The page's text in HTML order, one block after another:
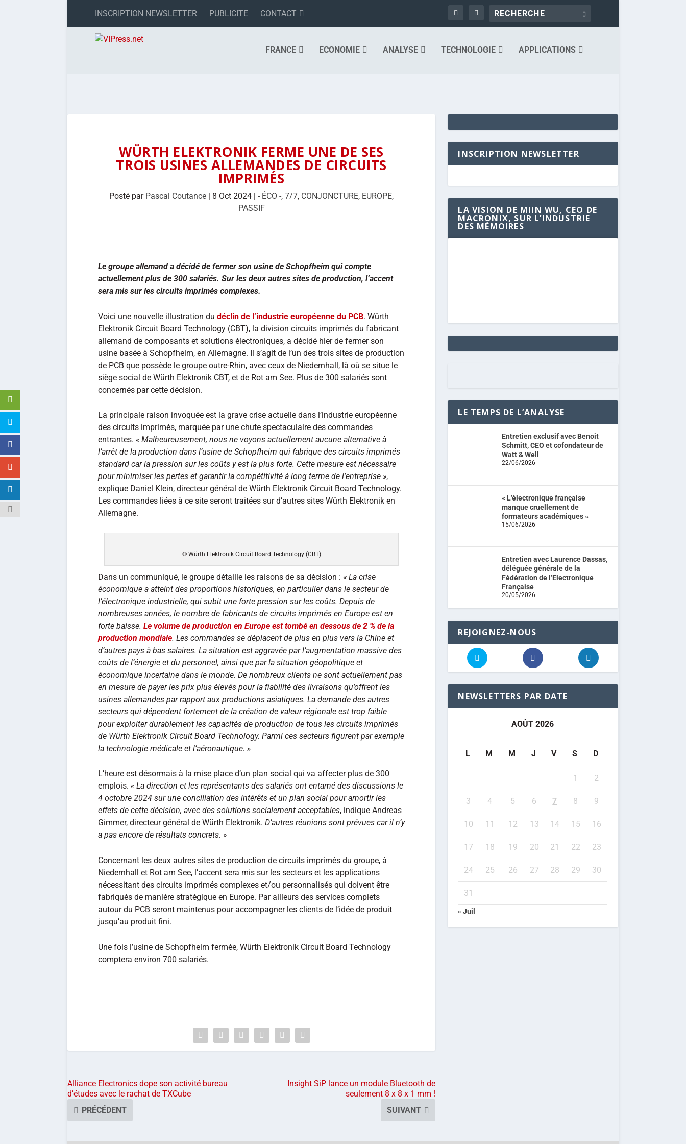
INSCRIPTION NEWSLETTER PUBLICITE CONTACT
FRANCE ECONOMIE ANALYSE TECHNOLOGIE APPLICATIONS
WÜRTH ELEKTRONIK FERME UNE DE SES
TROIS USINES ALLEMANDES DE CIRCUITS
IMPRIMÉS
Posté par Pascal Coutance | 8 Oct 2024 |- ÉCO -,7/7, CONJONCTURE, EUROPE,
PASSIF
Le groupe allemand a décidé de fermer son usine de Schopfheim qui compte
actuellement plus de 300 salariés. Sur les deux autres sites de production, l’accent
sera mis sur les circuits imprimés complexes.
Voici une nouvelle illustration du déclin de l’industrie européenne du PCB. Würth
Elektronik Circuit Board Technology (CBT), la division circuits imprimés du fabricant
allemand de composants et solutions électroniques, a décidé hier de fermer son
usine basée à Schopfheim, en Allemagne. Il s’agit de l’un des trois sites de production
de PCB que possède le groupe outre-Rhin, avec ceux de Niedernhall, là où se situe le
siège social de Würth Elektronik CBT, et de Rot am See. Plus de 300 salariés sont
concernés par cette décision.
La principale raison invoquée est la grave crise actuelle dans l’industrie européenne
des circuits imprimés, marquée par une chute spectaculaire des commandes
entrantes. « Malheureusement, nous ne voyons actuellement aucune alternative à
l’arrêt de la production dans l’usine de Schopfheim qui fabrique des circuits imprimés
standard car la pression sur les coûts y est la plus forte. Cette mesure est nécessaire
pour minimiser les pertes et garantir la compétitivité à long terme de l’entreprise »,
explique Daniel Klein, directeur général de Würth Elektronik Circuit Board Technology.
Les commandes liées à ce site seront traitées sur d’autres sites Würth Elektronik en
Allemagne.
© Würth Elektronik Circuit Board Technology (CBT)
Dans un communiqué, le groupe détaille les raisons de sa décision : « La crise
économique a atteint des proportions historiques, en particulier dans le secteur de
l’électronique industrielle, qui subit une forte pression sur les coûts. Depuis de
nombreuses années, le nombre de fabricants de circuits imprimés en Europe est en
forte baisse. Le volume de production en Europe est tombé en dessous de 2 % de la
production mondiale. Les commandes se déplacent de plus en plus vers la Chine et
d’autres pays à bas salaires. La situation est aggravée par l’augmentation massive des
coûts de l’énergie et du personnel, ainsi que par la situation géopolitique et
économique incertaine dans le monde. De nombreux clients ne sont actuellement pas
en mesure de payer les prix plus élevés pour la fiabilité des livraisons qu’offrent les
usines allemandes par rapport aux productions asiatiques. La demande des autres
secteurs qui dépendent fortement de la création de valeur régionale est trop faible
pour exploiter durablement les capacités de production de tous les circuits imprimés
de Würth Elektronik Circuit Board Technology. Parmi ces secteurs figurent par exemple
la technologie médicale et l’aéronautique. »
L’heure est désormais à la mise place d’un plan social qui va affecter plus de 300
emplois. « La direction et les représentants des salariés ont entamé des discussions le
4 octobre 2024 sur une conciliation des intérêts et un plan social pour amortir les
effets de cette décision, avec des solutions socialement acceptables, indique Andreas
Gimmer, directeur général de Würth Elektronik. D’autres réunions sont prévues car il n’y
a pas encore de résultats concrets. »
Concernant les deux autres sites de production de circuits imprimés du groupe, à
Niedernhall et Rot am See, l’accent sera mis sur les secteurs et les applications
nécessitant des circuits imprimés complexes et/ou personnalisés qui doivent être
fabriqués de manière stratégique en Europe. Par ailleurs des services complets
autour du PCB seront maintenus pour accompagner les clients de l’idée de produit
jusqu’au produit fini.
Une fois l’usine de Schopfheim fermée, Würth Elektronik Circuit Board Technology
comptera environ 700 salariés.
Alliance Electronics dope son activité bureau
d’études avec le rachat de TXCube
PRÉCÉDENT
Insight SiP lance un module Bluetooth de
seulement 8 x 8 x 1 mm !
SUIVANT
INSCRIPTION NEWSLETTER
LA VISION DE MIIN WU, CEO DE
MACRONIX, SUR L’INDUSTRIE
DES MÉMOIRES
LE TEMPS DE L’ANALYSE
Entretien exclusif avec Benoit
Schmitt, CEO et cofondateur de
Watt & Well
22/06/2026
« L’électronique française
manque cruellement de
formateurs académiques »
15/06/2026
Entretien avec Laurence Dassas,
déléguée générale de la
Fédération de l’Electronique
Française
20/05/2026
REJOIGNEZ-NOUS
NEWSLETTERS PAR DATE
AOÛT 2026
L M M J V S D
1 2
3 4 5 6 7 8 9
10 11 12 13 14 15 16
17 18 19 20 21 22 23
24 25 26 27 28 29 30
31
« Juil